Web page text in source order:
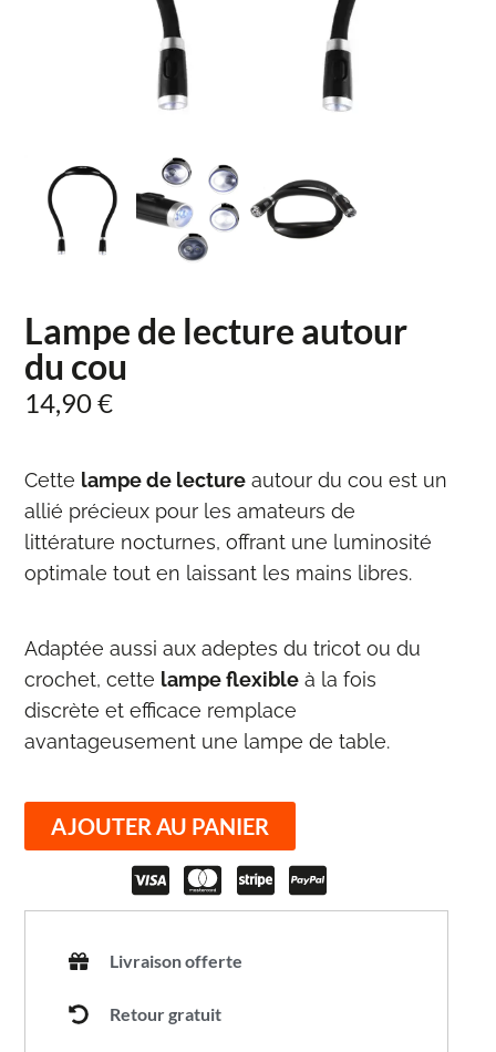
Lampe de lecture autour
du cou
14,90€
Cette lampe de lecture autour du cou est un
allié précieux pour les amateurs de
littérature nocturnes, offrant une luminosité
optimale tout en laissant les mains libres.
Adaptée aussi aux adeptes du tricot ou du
crochet, cette lampe flexible à la fois
discrète et efficace remplace
avantageusement une lampe de table.
AJOUTER AU PANIER
Livraison offerte
Retour gratuit